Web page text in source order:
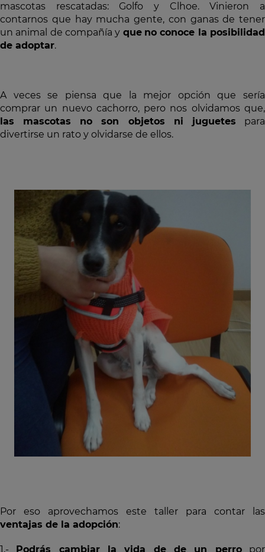
mascotas rescatadas: Golfo y Clhoe. Vinieron a
contarnos que hay mucha gente, con ganas de tener
un animal de compañía y que no conoce la posibilidad
de adoptar.
A veces se piensa que l a mejor opción que sería
comprar un nuevo cachorro, pero nos olvidamos que,
las mascotas no son objetos ni juguetes para
divertirse un rato y olvidarse de ellos.
Por eso aprovechamos este taller para contar las
ventajas de la adopción:
1.- Podrás cambiar la vida de de un perropor